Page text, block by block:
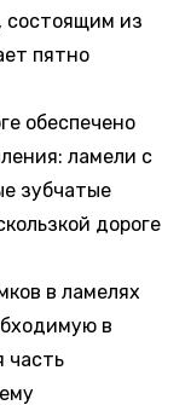
состоящим из
пятно
обеспечено
ламели с
зубчатые
дороге
в ламелях
в
часть